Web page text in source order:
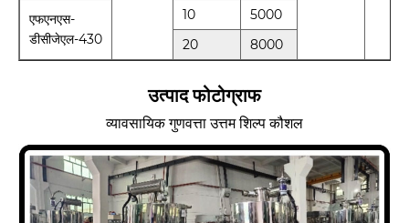
एफएनएस-
डीसीजेएल-430
10
5000
20
8000
उत्पाद फोटोग्राफ
व्यावसायिक गुणवत्ता उत्तम शिल्प कौशल